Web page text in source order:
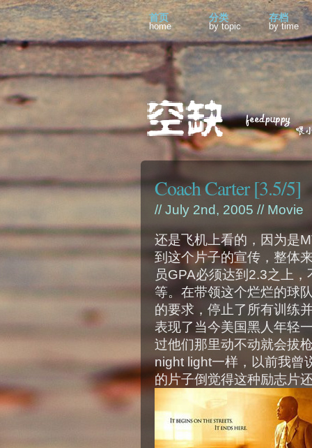
首页
home
分类
by topic
存档
by time
Coach Carter [3.5/5]
// July 2nd, 2005 // Movie
还是飞机上看的，因为是
到这个片子的宣传，整体
员GPA必须达到2.3之上
等。在带领这个烂烂的球
的要求，停止了所有训练
表现了当今美国黑人年轻
过他们那里动不动就会拔
night light一样，以前我曾
的片子倒觉得这种励志片